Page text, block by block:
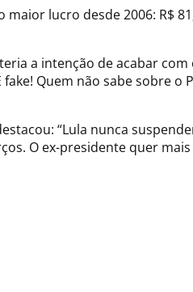
lucro desde 2006: R$
a intenção de acabar
Quem não sabe sobre
“Lula nunca
O ex-presidente quer